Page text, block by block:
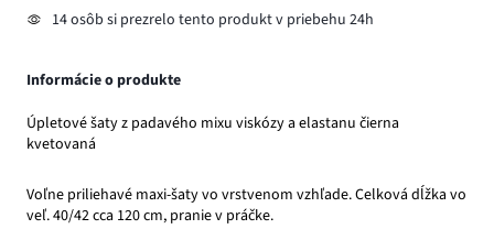
14 osôb si prezrelo tento produkt v priebehu 24h
Informácie o produkte
Úpletové šaty z padavého mixu viskózy a elastanu čierna
kvetovaná
Voľne priliehavé maxi-šaty vo vrstvenom vzhľade. Celková dĺžka vo
veľ. 40/42 cca 120 cm, pranie v práčke.